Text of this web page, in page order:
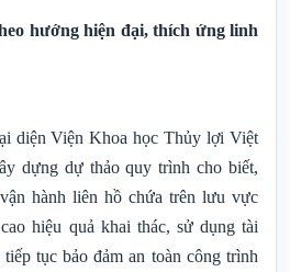
hướng hiện đại, thích ứng linh
diện Viện Khoa học Thủy lợi Việt
dựng dự thảo quy trình cho biết,
hành liên hồ chứa trên lưu vực
hiệu quả khai thác, sử dụng tài
tục bảo đảm an toàn công trình